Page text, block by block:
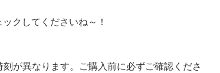
クしてくださいね～！
が異なります。ご購入前に必ずご確認くださ